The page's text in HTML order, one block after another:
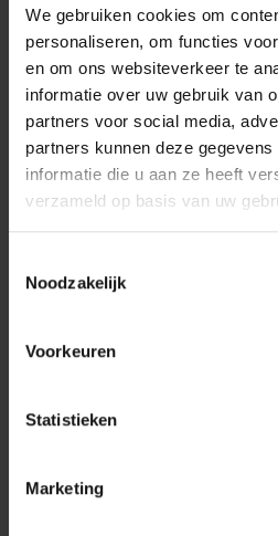
We gebruiken cookies om
personaliseren, om functies
en om ons websiteverkeer te
informatie over uw gebruik van
partners voor social media,
partners kunnen deze
informatie die u aan ze heeft
verzameld op basis van uw
Noodzakelijk
Voorkeuren
Statistieken
Marketing
contributions to the
biomass.